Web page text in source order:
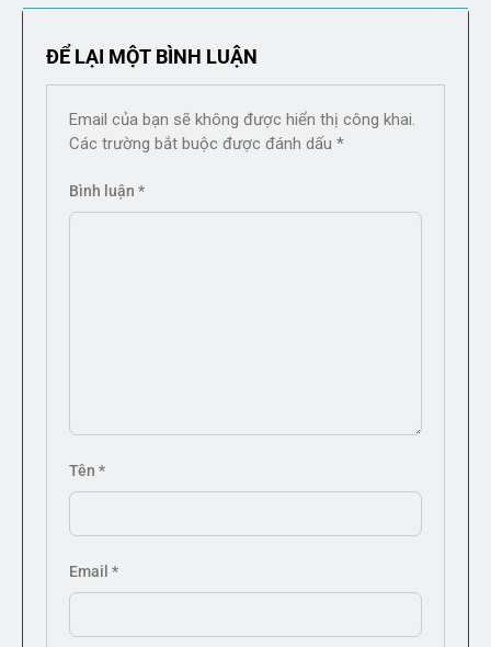
ĐỂ LẠI MỘT BÌNH LUẬN
Email của bạn sẽ không được hiển thị công khai.
Các trường bắt buộc được đánh dấu *
Bình luận *
Tên *
Email *